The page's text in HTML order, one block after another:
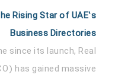
Rising Star of UAE’s
Business Directories
since its launch, Real
has gained massive